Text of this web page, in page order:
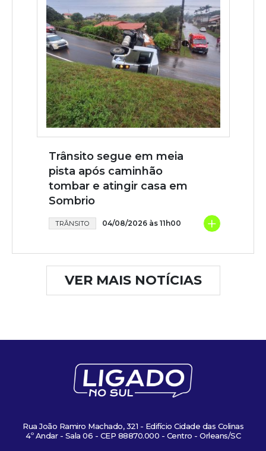
Trânsito segue em meia
pista após caminhão
tombar e atingir casa em
Sombrio
TRÂNSITO 04/08/2026 às 11h00 +
VER MAIS NOTÍCIAS
Rua João Ramiro Machado, 321 - Edifício Cidade das Colinas
4º Andar - Sala 06 - CEP 88870.000 - Centro - Orleans/SC